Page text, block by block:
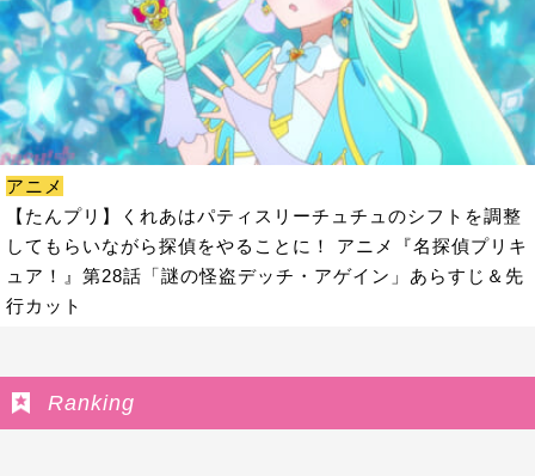
アニメ
【たんプリ】くれあはパティスリーチュチュのシフトを調整
してもらいながら探偵をやることに！ アニメ『名探偵プリキ
ュア！』第28話「謎の怪盗デッチ・アゲイン」あらすじ＆先
行カット
Ranking